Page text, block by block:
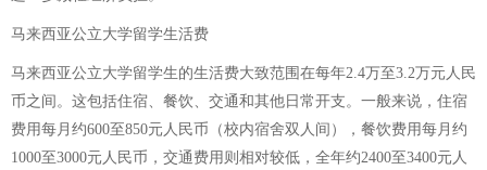
马来西亚公立大学留学生活费
马来西亚公立大学留学生的生活费大致范围在每年2.4万至3.2万元人民
币之间。这包括住宿、餐饮、交通和其他日常开支。一般来说，住宿
费用每月约600至850元人民币（校内宿舍双人间），餐饮费用每月约
1000至3000元人民币，交通费用则相对较低，全年约2400至3400元人